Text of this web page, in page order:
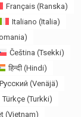
Français(Ranska)
Italiano (Italia)
)
Čeština (Tsekki)
हिन्दी (Hindi)
Русский (Venäjä)
Türkçe(Turkki)
(Vietnam)